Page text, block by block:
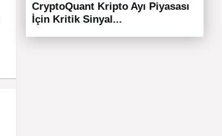
CryptoQuant Kripto Ayı Piyasası
İçin Kritik Sinyal...